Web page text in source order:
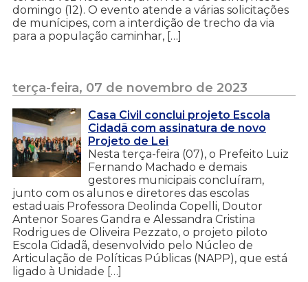
domingo (12). O evento atende a várias solicitações
de munícipes, com a interdição de trecho da via
para a população caminhar, […]
terça-feira, 07 de novembro de 2023
Casa Civil conclui projeto Escola
Cidadã com assinatura de novo
Projeto de Lei
Nesta terça-feira (07), o Prefeito Luiz
Fernando Machado e demais
gestores municipais concluíram,
junto com os alunos e diretores das escolas
estaduais Professora Deolinda Copelli, Doutor
Antenor Soares Gandra e Alessandra Cristina
Rodrigues de Oliveira Pezzato, o projeto piloto
Escola Cidadã, desenvolvido pelo Núcleo de
Articulação de Políticas Públicas (NAPP), que está
ligado à Unidade […]